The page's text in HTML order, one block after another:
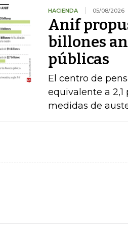
HACIENDA 05/08/2026
Anif
billones
públicas
El centro de
equivalente a 2,1
medidas de